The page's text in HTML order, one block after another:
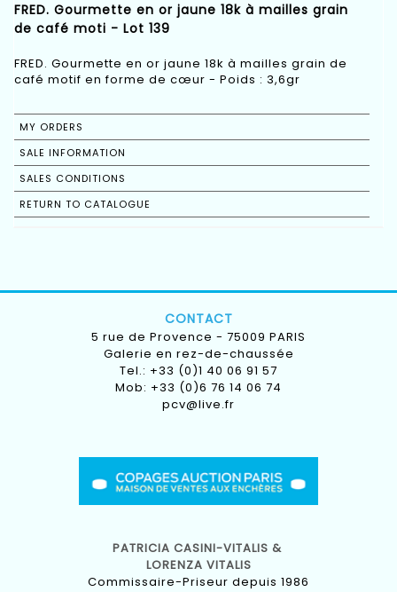
FRED. Gourmette en or jaune 18k à mailles grain
de café moti - Lot 139
FRED. Gourmette en or jaune 18k à mailles grain de
café motif en forme de cœur - Poids : 3,6gr
MY ORDERS
SALE INFORMATION
SALES CONDITIONS
RETURN TO CATALOGUE
CONTACT
5 rue de Provence - 75009 PARIS
Galerie en rez-de-chaussée
Tel.: +33 (0)1 40 06 91 57
Mob: +33 (0)6 76 14 06 74
pcv@live.fr
PATRICIA CASINI-VITALIS &
LORENZA VITALIS
Commissaire-Priseur depuis 1986